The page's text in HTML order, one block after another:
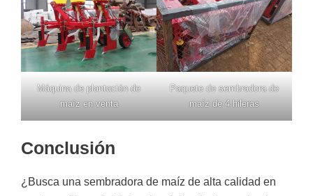
Máquina de plantación de
maíz en venta
Paquete de sembradora de
maíz de 4 hileras
Conclusión
¿Busca una sembradora de maíz de alta calidad en